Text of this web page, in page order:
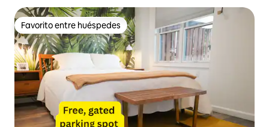
Favorito entre huéspedes
Favorito entre huéspedes